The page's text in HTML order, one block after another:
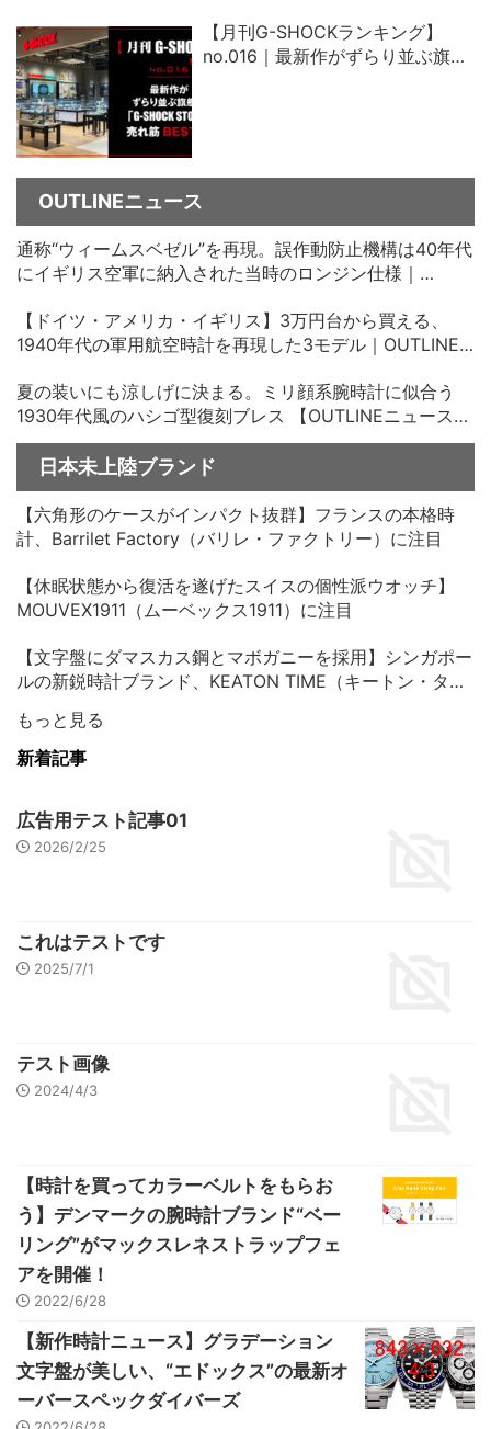
【月刊G-SHOCKランキング】
no.016｜最新作がずらり並ぶ旗艦
OUTLINEニュース
通称“ウィームスベゼル”を再現。誤作動防止機構は40年代
にイギリス空軍に納入された当時のロンジン仕様｜
【ドイツ・アメリカ・イギリス】3万円台から買える、
1940年代の軍用航空時計を再現した3モデル｜OUTLINE
夏の装いにも涼しげに決まる。ミリ顔系腕時計に似合う
1930年代風のハシゴ型復刻ブレス 【OUTLINEニュース
no.33】
日本未上陸ブランド
【六角形のケースがインパクト抜群】フランスの本格時
計、Barrilet Factory（バリレ・ファクトリー）に注目
【休眠状態から復活を遂げたスイスの個性派ウオッチ】
MOUVEX1911（ムーベックス1911）に注目
【文字盤にダマスカス鋼とマボガニーを採用】シンガポー
ルの新鋭時計ブランド、KEATON TIME（キートン・タイ
もっと見る
新着記事
広告用テスト記事01
2026/2/25
これはテストです
2025/7/1
テスト画像
2024/4/3
【時計を買ってカラーベルトをもらお
う】デンマークの腕時計ブランド“ベー
リング”がマックスレネストラップフェ
アを開催！
2022/6/28
【新作時計ニュース】グラデーション
文字盤が美しい、“エドックス”の最新オ
ーバースペックダイバーズ